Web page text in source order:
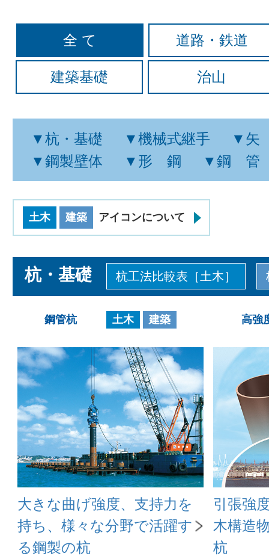
全 て 道路・鉄道
建築基礎 治山
▼杭・基礎 ▼機械式継手
▼矢
▼鋼製壁体
▼形 鋼 ▼鋼 管
土木 建築 アイコンについて
杭・基礎 杭工法比較表［土木］
鋼管杭 土木 建築
大きな曲げ強度、支持力を
持ち、様々な分野で活躍す
る鋼製の杭
高強
引張強
木構造
杭